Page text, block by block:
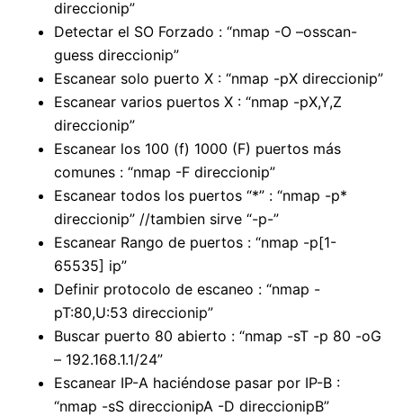
direccionip”
Detectar el SO Forzado : “nmap -O –osscan-
guess direccionip”
Escanear solo puerto X : “nmap -pX direccionip”
Escanear varios puertos X : “nmap -pX,Y,Z
direccionip”
Escanear los 100 (f) 1000 (F) puertos más
comunes : “nmap -F direccionip”
Escanear todos los puertos “*” : “nmap -p*
direccionip” //tambien sirve “-p-”
Escanear Rango de puertos : “nmap -p[1-
65535] ip”
Definir protocolo de escaneo : “nmap -
pT:80,U:53 direccionip”
Buscar puerto 80 abierto : “nmap -sT -p 80 -oG
– 192.168.1.1/24”
Escanear IP-A haciéndose pasar por IP-B :
“nmap -sS direccionipA -D direccionipB”